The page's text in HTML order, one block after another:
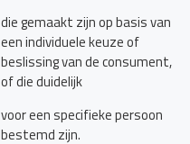
die gemaakt zijn op basis van
een individuele keuze of
beslissing van de consument,
of die duidelijk
voor een specifieke persoon
bestemd zijn.